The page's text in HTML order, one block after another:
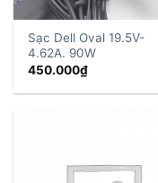
Sạc Dell Oval 19.5V-
4.62A. 90W
450.000₫